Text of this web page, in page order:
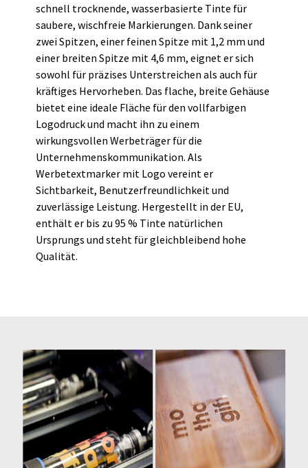
schnell trocknende, wasserbasierte Tinte für
saubere, wischfreie Markierungen. Dank seiner
zwei Spitzen, einer feinen Spitze mit 1,2 mm und
einer breiten Spitze mit 4,6 mm, eignet er sich
sowohl für präzises Unterstreichen als auch für
kräftiges Hervorheben. Das flache, breite Gehäuse
bietet eine ideale Fläche für den vollfarbigen
Logodruck und macht ihn zu einem
wirkungsvollen Werbeträger für die
Unternehmenskommunikation. Als
Werbetextmarker mit Logo vereint er
Sichtbarkeit, Benutzerfreundlichkeit und
zuverlässige Leistung. Hergestellt in der EU,
enthält er bis zu 95 % Tinte natürlichen
Ursprungs und steht für gleichbleibend hohe
Qualität.